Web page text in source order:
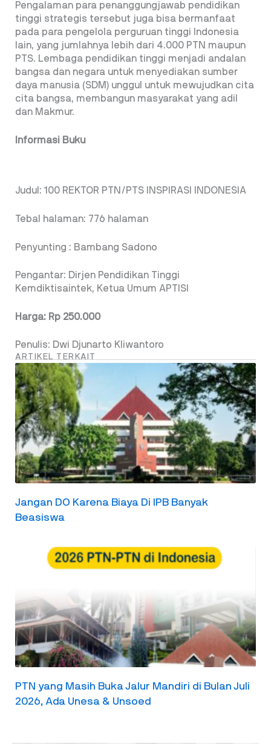
Pengalaman para penanggungjawab pendidikan
tinggi strategis tersebut juga bisa bermanfaat
pada para pengelola perguruan tinggi Indonesia
lain, yang jumlahnya lebih dari 4.000 PTN maupun
PTS. Lembaga pendidikan tinggi menjadi andalan
bangsa dan negara untuk menyediakan sumber
daya manusia (SDM) unggul untuk mewujudkan cita
cita bangsa, membangun masyarakat yang adil
dan Makmur.
Informasi Buku
Judul: 100 REKTOR PTN/PTS INSPIRASI INDONESIA
Tebal halaman: 776 halaman
Penyunting : Bambang Sadono
Pengantar: Dirjen Pendidikan Tinggi
Kemdiktisaintek, Ketua Umum APTISI
Harga: Rp 250.000
Penulis: Dwi Djunarto Kliwantoro
ARTIKEL TERKAIT
Jangan DO Karena Biaya Di IPB Banyak
Beasiswa
PTN yang Masih Buka Jalur Mandiri di Bulan Juli
2026, Ada Unesa & Unsoed